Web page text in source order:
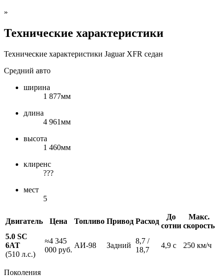
»
Технические характеристики
Технические характеристики Jaguar XFR седан
Средний авто
ширина
1 877мм
длина
4 961мм
высота
1 460мм
клиренс
???
мест
5
Двигатель Цена Топливо Привод Расход
До
сотни
Макс.
скорость
5.0 SC
6AT
(510 л.с.)
≈4 345
000 руб.
АИ-98 Задний
8,7 /
18,7
4,9 с 250 км/ч
Поколения